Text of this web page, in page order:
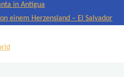
in Antigua
einem Herzensland – El Salvador